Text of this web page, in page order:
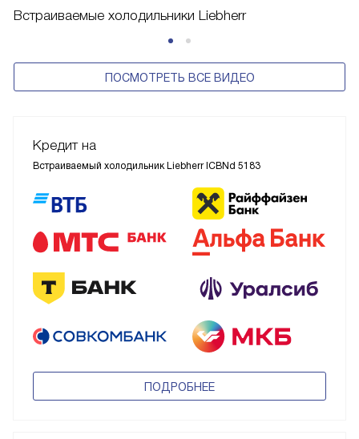
Встраиваемые холодильники Liebherr
ПОСМОТРЕТЬ ВСЕ ВИДЕО
Кредит на
Встраиваемый холодильник Liebherr ICBNd 5183
ПОДРОБНЕЕ